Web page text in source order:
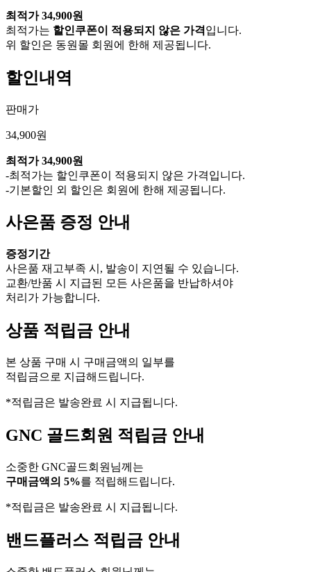
최적가 34,900원
최적가는 할인쿠폰이 적용되지 않은 가격입니다.
위 할인은 동원몰 회원에 한해 제공됩니다.
할인내역
판매가
34,900원
최적가 34,900원
-최적가는 할인쿠폰이 적용되지 않은 가격입니다.
-기본할인 외 할인은 회원에 한해 제공됩니다.
사은품 증정 안내
증정기간
사은품 재고부족 시, 발송이 지연될 수 있습니다.
교환/반품 시 지급된 모든 사은품을 반납하셔야
처리가 가능합니다.
상품 적립금 안내
본 상품 구매 시 구매금액의 일부를
적립금으로 지급해드립니다.
*적립금은 발송완료 시 지급됩니다.
GNC 골드회원 적립금 안내
소중한 GNC골드회원님께는
구매금액의 5%를 적립해드립니다.
*적립금은 발송완료 시 지급됩니다.
밴드플러스 적립금 안내